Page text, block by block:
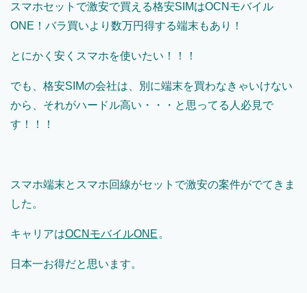
スマホセットで激安で買える格安SIMはOCNモバイル
ONE！バラ買いより数万円得する端末もあり！
とにかく安くスマホを使いたい！！！
でも、格安SIMの会社は、別に端末を買わなきゃいけない
から、それがハードル高い・・・と思ってる人必見で
す！！！
スマホ端末とスマホ回線がセットで激安の案件がでてきま
した。
キャリアはOCN モバイルONE 。
日本一お得だと思います。